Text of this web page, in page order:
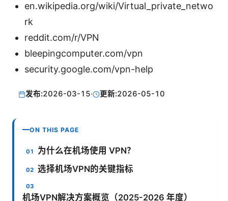
en.wikipedia.org/wiki/Virtual_private_netwo
rk
reddit.com/r/VPN
bleepingcomputer.com/vpn
security.google.com/vpn-help
发布:2026-03-15· 更新:2026-05-10
ON THIS PAGE
为什么在机场使用 VPN？
选择机场VPN的关键指标
机场VPN解决方案概览（2025-2026 年度）